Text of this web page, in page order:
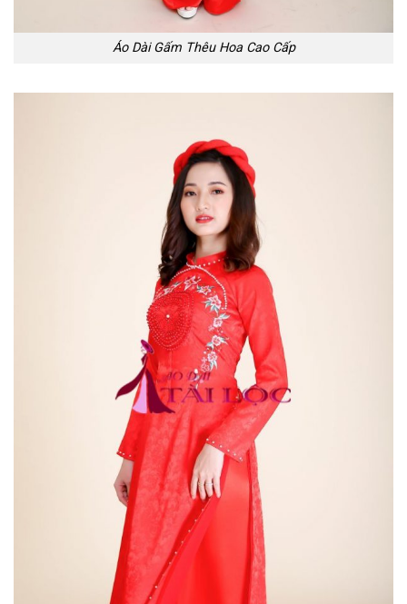
Áo Dài Gấm Thêu Hoa Cao Cấp